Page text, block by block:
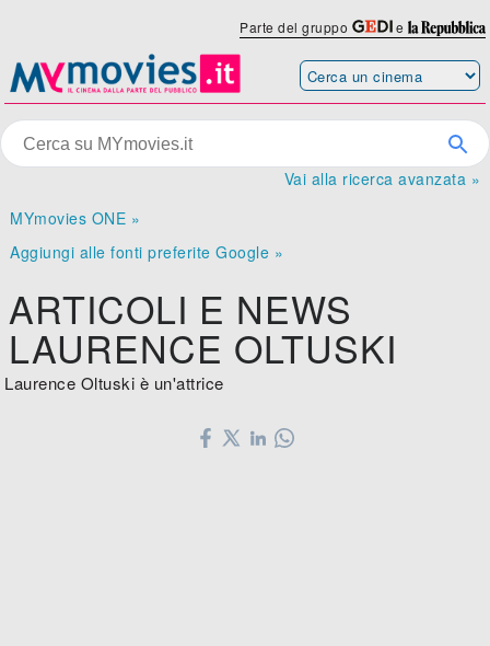
Parte del gruppo e
Vai alla ricerca avanzata »
MYmovies ONE »
Aggiungi alle fonti preferite Google »
ARTICOLI E NEWS
LAURENCE OLTUSKI
Laurence Oltuski è un'attrice